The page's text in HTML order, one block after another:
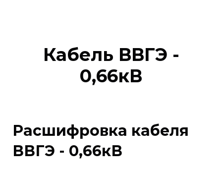
Кабель ВВГЭ -
0,66кВ
Расшифровка кабеля
ВВГЭ - 0,66кВ